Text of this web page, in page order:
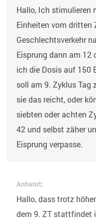
Hallo, Ich stimulieren
Einheiten vom dritten
Geschlechtsverkehr
Eisprung dann am 12
ich die Dosis auf 150
soll am 9. Zyklus Tag
sie das reicht, oder
siebten oder achten
42 und selbst zäher
Eisprung verpasse.
Antwort:
Hallo, dass trotz
dem 9. ZT stattfindet